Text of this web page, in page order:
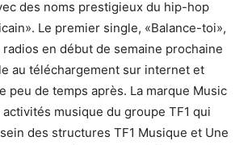
des noms prestigieux du hip-hop
Le premier single, «Balance-toi»,
en début de semaine prochaine
au téléchargement sur internet et
peu de temps après. La marque Music
musique du groupe TF1 qui
des structures TF1 Musique et Une